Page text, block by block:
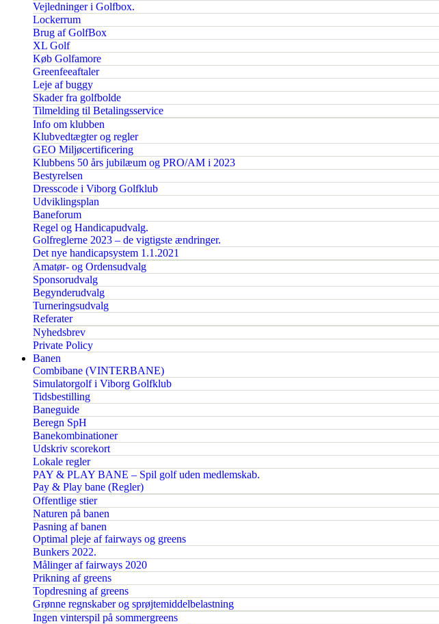
Vejledninger i Golfbox.
Lockerrum
Brug af GolfBox
XL Golf
Køb Golfamore
Greenfeeaftaler
Leje af buggy
Skader fra golfbolde
Tilmelding til Betalingsservice
Info om klubben
Klubvedtægter og regler
GEO Miljøcertificering
Klubbens 50 års jubilæum og PRO/AM i 2023
Bestyrelsen
Dresscode i Viborg Golfklub
Udviklingsplan
Baneforum
Regel og Handicapudvalg.
Golfreglerne 2023 – de vigtigste ændringer.
Det nye handicapsystem 1.1.2021
Amatør- og Ordensudvalg
Sponsorudvalg
Begynderudvalg
Turneringsudvalg
Referater
Nyhedsbrev
Private Policy
Banen
Combibane (VINTERBANE)
Simulatorgolf i Viborg Golfklub
Tidsbestilling
Baneguide
Beregn SpH
Banekombinationer
Udskriv scorekort
Lokale regler
PAY & PLAY BANE – Spil golf uden medlemskab.
Pay & Play bane (Regler)
Offentlige stier
Naturen på banen
Pasning af banen
Optimal pleje af fairways og greens
Bunkers 2022.
Målinger af fairways 2020
Prikning af greens
Topdresning af greens
Grønne regnskaber og sprøjtemiddelbelastning
Ingen vinterspil på sommergreens